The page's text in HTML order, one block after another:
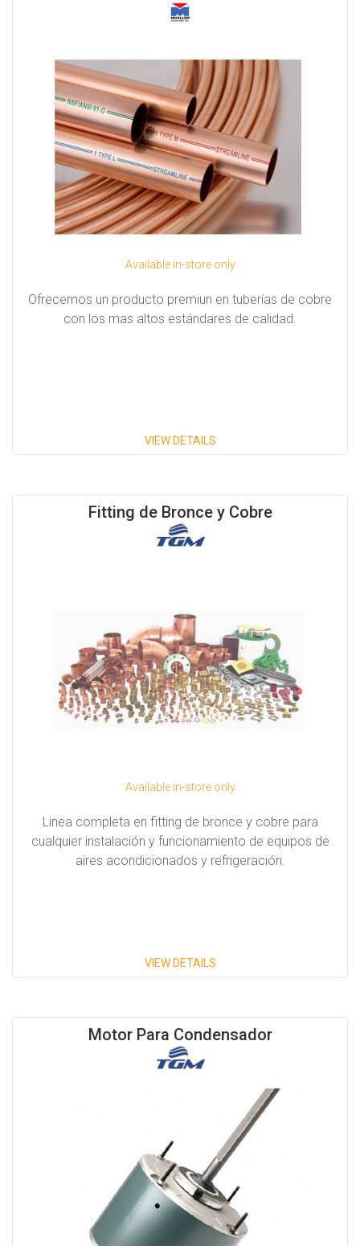
Available in-store only
Ofrecemos un producto premiun en tuberías de cobre
con los mas altos estándares de calidad.
VIEW DETAILS
Fitting de Bronce y Cobre
Available in-store only
Linea completa en fitting de bronce y cobre para
cualquier instalación y funcionamiento de equipos de
aires acondicionados y refrigeración.
VIEW DETAILS
Motor Para Condensador